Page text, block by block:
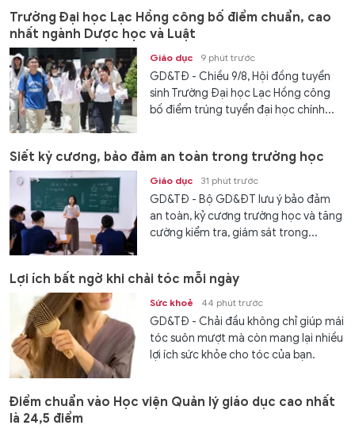
Trường Đại học Lạc Hồng công bố điểm chuẩn, cao
nhất ngành Dược học và Luật
Giáo dục 9 phút trước
GD&TĐ - Chiều 9/8, Hội đồng tuyển
sinh Trường Đại học Lạc Hồng công
bố điểm trúng tuyển đại học chính...
Siết kỷ cương, bảo đảm an toàn trong trường học
Giáo dục 31 phút trước
GD&TĐ - Bộ GD&ĐT lưu ý bảo đảm
an toàn, kỷ cương trường học và tăng
cường kiểm tra, giám sát trong...
Lợi ích bất ngờ khi chải tóc mỗi ngày
Sức khoẻ 44 phút trước
GD&TĐ - Chải đầu không chỉ giúp mái
tóc suôn mượt mà còn mang lại nhiều
lợi ích sức khỏe cho tóc của bạn.
Điểm chuẩn vào Học viện Quản lý giáo dục cao nhất
là 24,5 điểm